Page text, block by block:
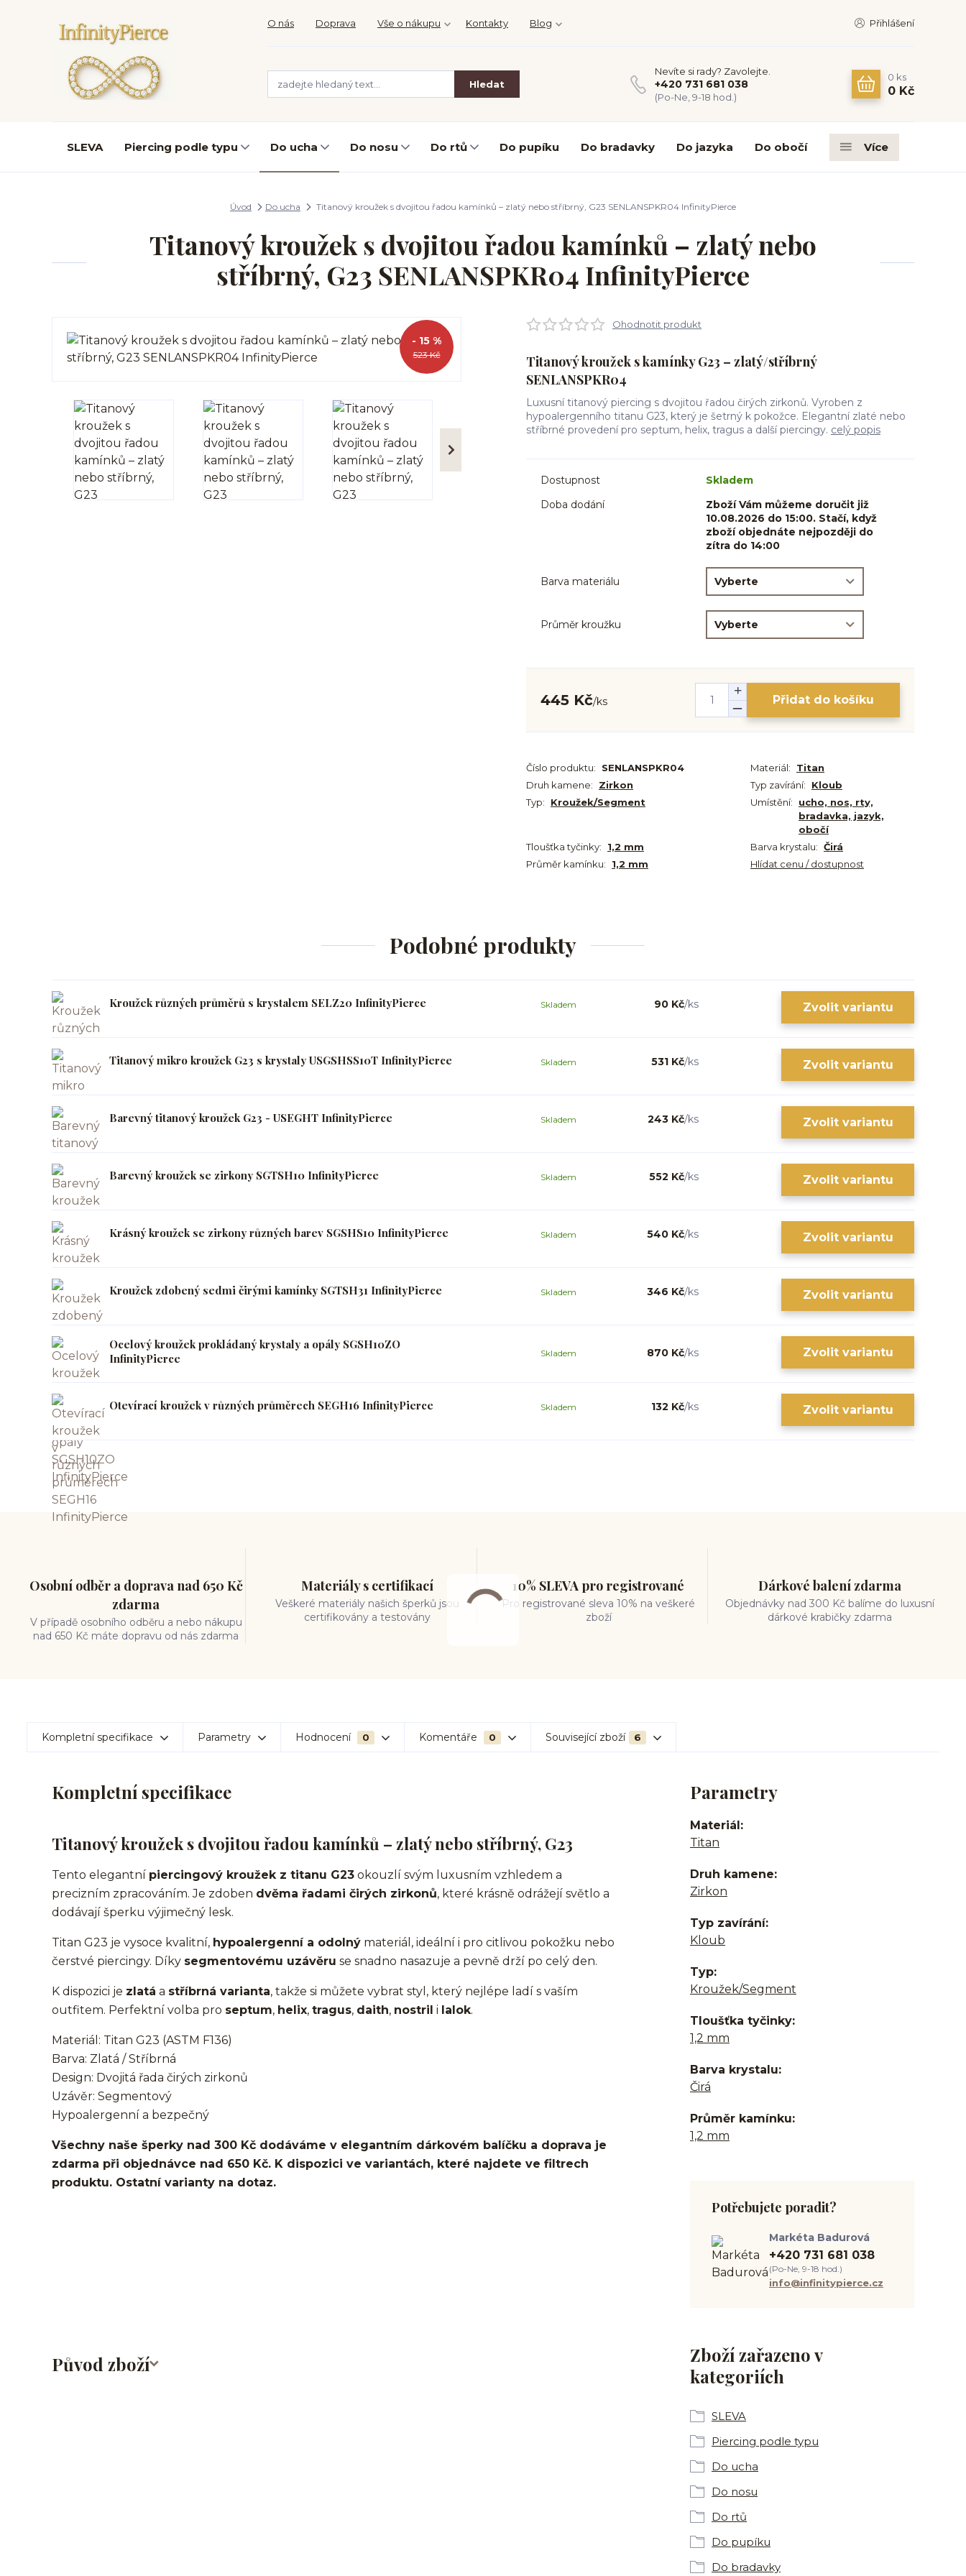
O nás Doprava Vše o nákupu Kontakty Blog Přihlášení
Hledat
Nevíte si rady? Zavolejte.
+420 731 681 038
(Po-Ne, 9-18 hod.)
0 ks
0 Kč
SLEVA Piercing podle typu Do ucha Do nosu Do rtů Do pupíku Do bradavky Do jazyka Do obočí Více
Úvod Do ucha Titanový kroužek s dvojitou řadou kamínků – zlatý nebo stříbrný, G23 SENLANSPKR04 InfinityPierce
Titanový kroužek s dvojitou řadou kamínků – zlatý nebo
stříbrný, G23 SENLANSPKR04 InfinityPierce
523 Kč
- 15 %
Ohodnotit produkt
Titanový kroužek s kamínky G23 – zlatý/stříbrný
SENLANSPKR04
Luxusní titanový piercing s dvojitou řadou čirých zirkonů. Vyroben z
hypoalergenního titanu G23, který je šetrný k pokožce. Elegantní zlaté nebo
stříbrné provedení pro septum, helix, tragus a další piercingy. celý popis
Dostupnost
Skladem
Doba dodání
Zboží Vám můžeme doručit již
10.08.2026 do 15:00. Stačí, když
zboží objednáte nejpozději do
zítra do 14:00
Barva materiálu
Průměr kroužku
445 Kč/ks Přidat do košíku
Číslo produktu: SENLANSPKR04 Materiál:
Titan
Druh kamene:
Zirkon Typ zavírání:
Kloub
Typ:
Kroužek/Segment Umístění:
ucho, nos, rty,
bradavka, jazyk,
obočí
Tloušťka tyčinky:
1,2 mm Barva krystalu: Čirá
Průměr kamínku:
1,2 mm Hlídat cenu / dostupnost
Podobné produkty
Kroužek různých průměrů s krystalem SELZ20 InfinityPierce 90 Kč/ks
Skladem Zvolit variantu
Titanový mikro kroužek G23 s krystaly USGSHSS10T InfinityPierce 531 Kč/ks
Skladem Zvolit variantu
Barevný titanový kroužek G23 - USEGHT InfinityPierce 243 Kč/ks
Skladem Zvolit variantu
Barevný kroužek se zirkony SGTSH10 InfinityPierce 552 Kč/ks
Skladem Zvolit variantu
Krásný kroužek se zirkony různých barev SGSHS10 InfinityPierce 540 Kč/ks
Skladem Zvolit variantu
Kroužek zdobený sedmi čirými kamínky SGTSH31 InfinityPierce 346 Kč/ks
Skladem Zvolit variantu
Ocelový kroužek prokládaný krystaly a opály SGSH10ZO
InfinityPierce
870 Kč/ks
Skladem Zvolit variantu
Otevírací kroužek v různých průměrech SEGH16 InfinityPierce 132 Kč/ks
Skladem Zvolit variantu
Osobní odběr a doprava nad 650 Kč
zdarma
V případě osobního odběru a nebo nákupu
nad 650 Kč máte dopravu od nás zdarma
Materiály s certifikací
Veškeré materiály našich šperků jsou
certifikovány a testovány
10% SLEVA pro registrované
Pro registrované sleva 10% na veškeré
zboží
Dárkové balení zdarma
Objednávky nad 300 Kč balíme do luxusní
dárkové krabičky zdarma
Kompletní specifikace Parametry Hodnocení 0 Komentáře 0 Související zboží 6
Kompletní specifikace
Titanový kroužek s dvojitou řadou kamínků – zlatý nebo stříbrný, G23
Tento elegantní piercingový kroužek z titanu G23 okouzlí svým luxusním vzhledem a
precizním zpracováním. Je zdoben dvěma řadami čirých zirkonů, které krásně odrážejí světlo a
dodávají šperku výjimečný lesk.
Titan G23 je vysoce kvalitní, hypoalergenní a odolný materiál, ideální i pro citlivou pokožku nebo
čerstvé piercingy. Díky segmentovému uzávěru se snadno nasazuje a pevně drží po celý den.
K dispozici je zlatá a stříbrná varianta, takže si můžete vybrat styl, který nejlépe ladí s vaším
outfitem. Perfektní volba pro septum, helix, tragus, daith, nostril i lalok.
Materiál: Titan G23 (ASTM F136)
Barva: Zlatá / Stříbrná
Design: Dvojitá řada čirých zirkonů
Uzávěr: Segmentový
Hypoalergenní a bezpečný
Všechny naše šperky nad 300 Kč dodáváme v elegantním dárkovém balíčku a doprava je
zdarma při objednávce nad 650 Kč. K dispozici ve variantách, které najdete ve filtrech
produktu. Ostatní varianty na dotaz.
Původ zboží
Parametry
Materiál
Titan
Druh kamene
Zirkon
Typ zavírání
Kloub
Typ
Kroužek/Segment
Tloušťka tyčinky
1,2 mm
Barva krystalu
Čirá
Průměr kamínku
1,2 mm
Zboží zařazeno v
kategoriích
SLEVA
Piercing podle typu
Do ucha
Do nosu
Do rtů
Do pupíku
Do bradavky
Potřebujete poradit?
Markéta Badurová
+420 731 681 038
(Po-Ne, 9-18 hod.)
info@infinitypierce.cz